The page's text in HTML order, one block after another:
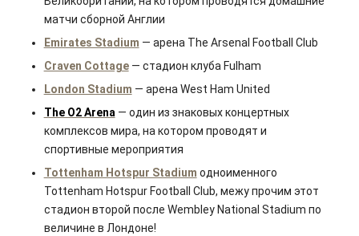
матчи сборной Англии
Emirates Stadium — арена The Arsenal Football Club
Craven Cottage— стадион клуба Fulham
London Stadium — арена West Ham United
The O2 Arena— один из знаковых концертных
комплексов мира, на котором проводят и
спортивные мероприятия
Tottenham Hotspur Stadium одноименного
Tottenham Hotspur Football Club, межу прочим этот
стадион второй после Wembley National Stadium по
величине в Лондоне!